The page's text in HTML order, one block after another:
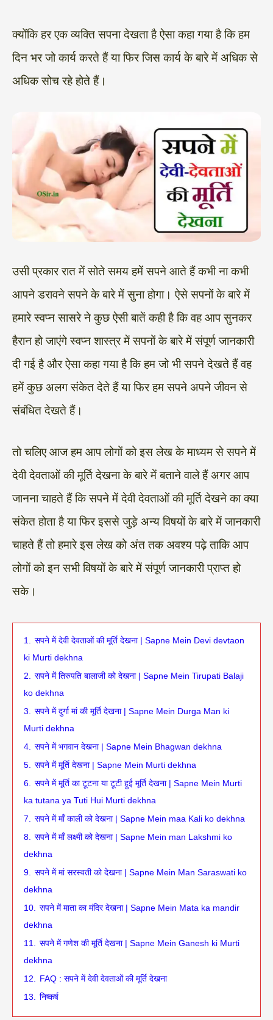
क्योंकि हर एक व्यक्ति सपना देखता है ऐसा कहा गया है कि हम
दिन भर जो कार्य करते हैं या फिर जिस कार्य के बारे में अधिक से
अधिक सोच रहे होते हैं।
उसी प्रकार रात में सोते समय हमें सपने आते हैं कभी ना कभी
आपने डरावने सपने के बारे में सुना होगा। ऐसे सपनों के बारे में
हमारे स्वप्न सासरे ने कुछ ऐसी बातें कही है कि वह आप सुनकर
हैरान हो जाएंगे स्वप्न शास्त्र में सपनों के बारे में संपूर्ण जानकारी
दी गई है और ऐसा कहा गया है कि हम जो भी सपने देखते हैं वह
हमें कुछ अलग संकेत देते हैं या फिर हम सपने अपने जीवन से
संबंधित देखते हैं।
तो चलिए आज हम आप लोगों को इस लेख के माध्यम से सपने में
देवी देवताओं की मूर्ति देखना के बारे में बताने वाले हैं अगर आप
जानना चाहते हैं कि सपने में देवी देवताओं की मूर्ति देखने का क्या
संकेत होता है या फिर इससे जुड़े अन्य विषयों के बारे में जानकारी
चाहते हैं तो हमारे इस लेख को अंत तक अवश्य पढ़े ताकि आप
लोगों को इन सभी विषयों के बारे में संपूर्ण जानकारी प्राप्त हो
सके।
1. सपने में देवी देवताओं की मूर्ति देखना | Sapne Mein Devi devtaon
ki Murti dekhna
2. सपने में तिरुपति बालाजी को देखना | Sapne Mein Tirupati Balaji
ko dekhna
3. सपने में दुर्गा मां की मूर्ति देखना | Sapne Mein Durga Man ki
Murti dekhna
4. सपने में भगवान देखना | Sapne Mein Bhagwan dekhna
5. सपने में मूर्ति देखना | Sapne Mein Murti dekhna
6. सपने में मूर्ति का टूटना या टूटी हुई मूर्ति देखना | Sapne Mein Murti
ka tutana ya Tuti Hui Murti dekhna
7. सपने में माँ काली को देखना | Sapne Mein maa Kali ko dekhna
8. सपने में माँ लक्ष्मी को देखना | Sapne Mein man Lakshmi ko
dekhna
9. सपने में मां सरस्वती को देखना | Sapne Mein Man Saraswati ko
dekhna
10. सपने में माता का मंदिर देखना | Sapne Mein Mata ka mandir
dekhna
11. सपने में गणेश की मूर्ति देखना | Sapne Mein Ganesh ki Murti
dekhna
12. FAQ : सपने में देवी देवताओं की मूर्ति देखना
13. निष्कर्ष